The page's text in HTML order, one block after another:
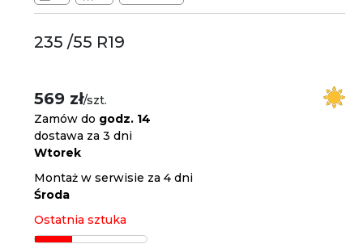
235 /55 R19
569 zł/szt.
Zamów do godz. 14
dostawa za 3 dni
Wtorek
Montaż w serwisie za 4 dni
Środa
Ostatnia sztuka